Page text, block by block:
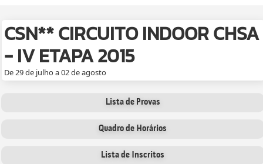
CSN** CIRCUITO INDOOR CHSA
- IV ETAPA 2015
De 29 de julho a 02 de agosto
Lista de Provas
Quadro de Horários
Lista de Inscritos